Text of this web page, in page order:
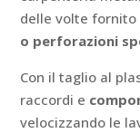
delle volte
o perforazioni
Con il taglio al
raccordi e
velocizzando le